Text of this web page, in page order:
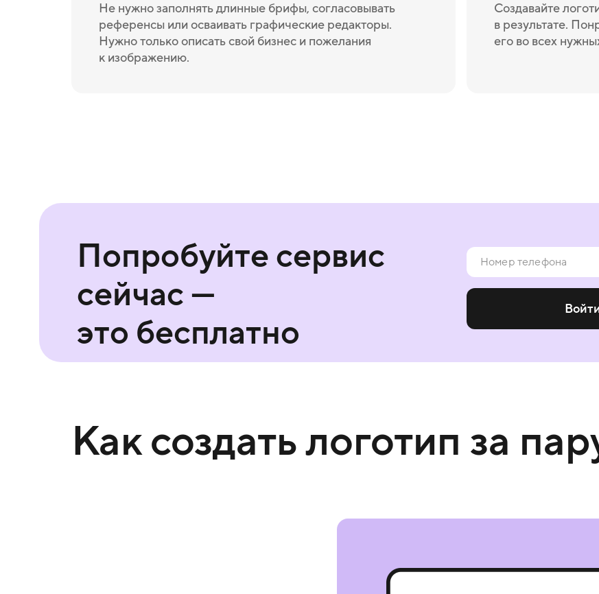
Не нужно заполнять длинные брифы, согласовывать
референсы или осваивать графические редакторы.
Нужно только описать свой бизнес и пожелания
к изображению.
Создавайте
в результате.
его во всех
Попробуйте сервис
сейчас —
это бесплатно
Как создать логотип за